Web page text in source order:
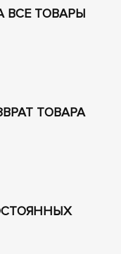
ВСЕ ТОВАРЫ
ТОВАРА